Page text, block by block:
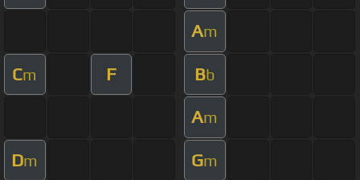
Am
Cm F Bb
Am
Dm Gm